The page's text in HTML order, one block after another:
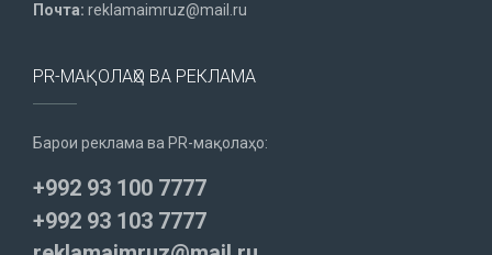
Почта: reklamaimruz@mail.ru
PR-МАҚОЛАҲО ВА РЕКЛАМА
Барои реклама ва PR-мақолаҳо:
+992 93 100 7777
+992 93 103 7777